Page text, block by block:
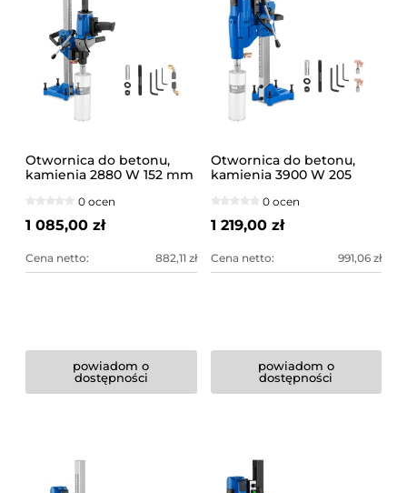
Otwornica do betonu,
kamienia 2880 W 152 mm
0 ocen
1 085,00 zł
Cena netto: 882,11 zł
powiadom o
dostępności
Otwornica do betonu,
kamienia 3900 W 205
0 ocen
1 219,00 zł
Cena netto: 991,06 zł
powiadom o
dostępności